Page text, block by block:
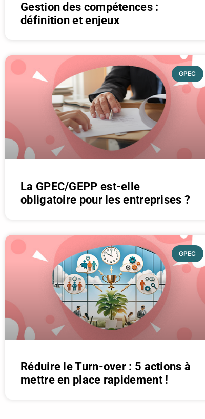
Gestion des compétences :
définition et enjeux
GPEC
La GPEC/GEPP est-elle
obligatoire pour les entreprises ?
GPEC
Réduire le Turn-over : 5 actions à
mettre en place rapidement !